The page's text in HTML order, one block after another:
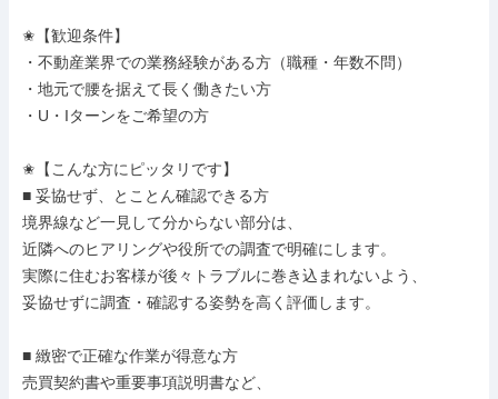
✬【歓迎条件】
・不動産業界での業務経験がある方（職種・年数不問）
・地元で腰を据えて長く働きたい方
・U・Iターンをご希望の方
✬【こんな方にピッタリです】
■ 妥協せず、とことん確認できる方
境界線など一見して分からない部分は、
近隣へのヒアリングや役所での調査で明確にします。
実際に住むお客様が後々トラブルに巻き込まれないよう、
妥協せずに調査・確認する姿勢を高く評価します。
■ 緻密で正確な作業が得意な方
売買契約書や重要事項説明書など、